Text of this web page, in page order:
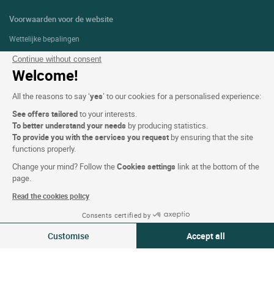
Continue without consent
Welcome!
All the reasons to say ‘yes’ to our cookies for a personalised experience:
See offers tailoredto your interests.
To better understand your needs by producing statistics.
To provide you with the services you request by ensuring that the site
functions properly.
Change your mind? Follow theCookies settings link at the bottom of the
page.
Read the cookies policy
Consents certified by
Customise Accept all
Zie beschikbaarheid
Voorwaarden voor de website
Wettelijke bepalingen
Persoonlijke gegevens (AVG)
Cookie-instellingen
Alg. Voorw.
Ondersteuning
Sitemap
VOLG ONS